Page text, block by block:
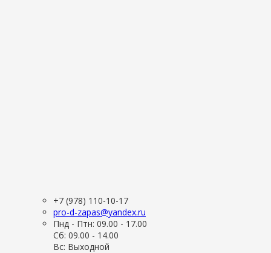
+7 (978) 110-10-17
pro-d-zapas@yandex.ru
Пнд - Птн: 09.00 - 17.00
Сб: 09.00 - 14.00
Вс: Выходной